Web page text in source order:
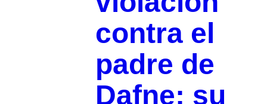
contra el
padre de
Dafne; su